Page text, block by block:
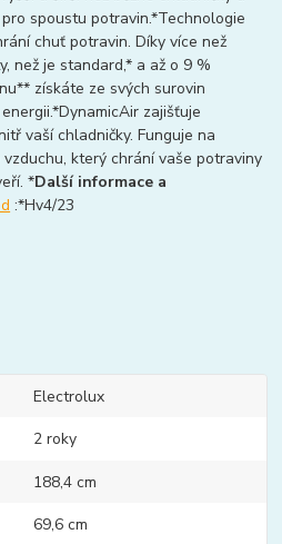
spoustu potravin.*Technologie
chuť potravin. Díky více než
než je standard,* a až o 9 %
získáte ze svých surovin
zajišťuje
vaší chladničky. Funguje na
který chrání vaše potraviny
*Další informace a
:*Hv4/23
Electrolux
2 roky
188,4 cm
69,6 cm